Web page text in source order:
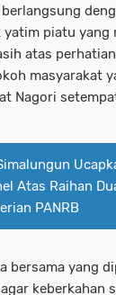
yatim piatu
atas
masyarakat
Nagori
Atas Raihan
PANRB
bersama yang
keberkahan